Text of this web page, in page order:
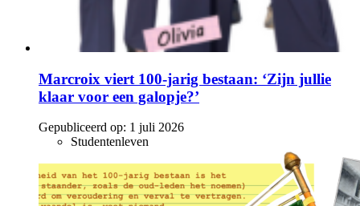
Marcroix viert 100-jarig bestaan: ‘Zijn jullie
klaar voor een galopje?’
Gepubliceerd op: 1 juli 2026
Studentenleven